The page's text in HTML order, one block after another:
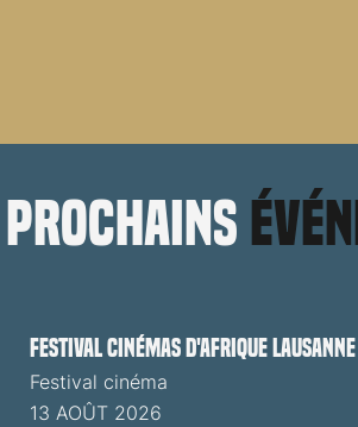
prochains
Festival cinémas d'Afrique Lausanne
Festival cinéma
13 AOÛT 2026